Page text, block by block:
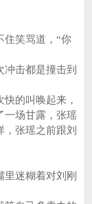
笑骂道，“你
击都是撞击到
的叫唤起来，
一场甘露，张瑶
张瑶之前跟刘
迷糊着对刘刚